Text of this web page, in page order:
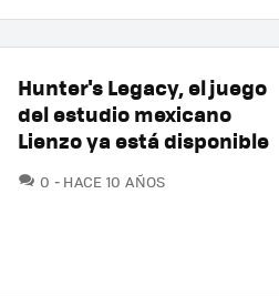
Hunter's Legacy, el juego
del estudio mexicano
Lienzo ya está disponible
0 COMENTARIOS
HACE 10 AÑOS